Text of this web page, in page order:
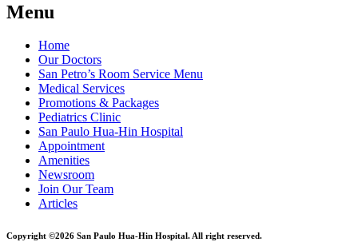
Menu
Home
Our Doctors
San Petro’s Room Service Menu
Medical Services
Promotions & Packages
Pediatrics Clinic
San Paulo Hua-Hin Hospital
Appointment
Amenities
Newsroom
Join Our Team
Articles
Copyright ©2026 San Paulo Hua-Hin Hospital. All right reserved.